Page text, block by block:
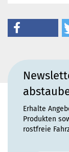
Erhalte
Produkten
rostfreie